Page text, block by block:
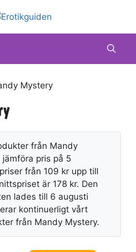
Mystery
från Mandy
jämföra pris på 5
från 109 kr upp till
är 178 kr. Den
lades till 6 augusti
kontinuerligt vårt
från Mandy Mystery.